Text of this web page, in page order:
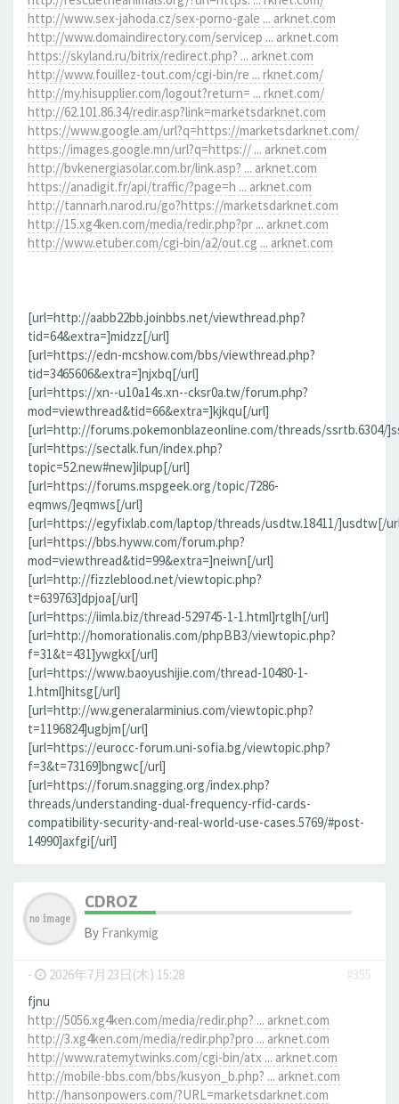
http://www.sex-jahoda.cz/sex-porno-gale ... arknet.com
http://www.domaindirectory.com/servicep ... arknet.com
https://skyland.ru/bitrix/redirect.php? ... arknet.com
http://www.fouillez-tout.com/cgi-bin/re ... rknet.com/
http://my.hisupplier.com/logout?return= ... rknet.com/
http://62.101.86.34/redir.asp?link=marketsdarknet.com
https://www.google.am/url?q=https://marketsdarknet.com/
https://images.google.mn/url?q=https:// ... arknet.com
http://bvkenergiasolar.com.br/link.asp? ... arknet.com
https://anadigit.fr/api/traffic/?page=h ... arknet.com
http://tannarh.narod.ru/go?https://marketsdarknet.com
http://15.xg4ken.com/media/redir.php?pr ... arknet.com
http://www.etuber.com/cgi-bin/a2/out.cg ... arknet.com
[url=http://aabb22bb.joinbbs.net/viewthread.php?
tid=64&extra=]midzz[/url]
[url=https://edn-mcshow.com/bbs/viewthread.php?
tid=3465606&extra=]njxbq[/url]
[url=https://xn--u10a14s.xn--cksr0a.tw/forum.php?
mod=viewthread&tid=66&extra=]kjkqu[/url]
[url=http://forums.pokemonblazeonline.com/threads/ssrtb.6304/
[url=https://sectalk.fun/index.php?
topic=52.new#new]ilpup[/url]
[url=https://forums.mspgeek.org/topic/7286-
eqmws/]eqmws[/url]
[url=https://egyfixlab.com/laptop/threads/usdtw.18411/]usdtw[/
[url=https://bbs.hyww.com/forum.php?
mod=viewthread&tid=99&extra=]neiwn[/url]
[url=http://fizzleblood.net/viewtopic.php?
t=639763]dpjoa[/url]
[url=https://iimla.biz/thread-529745-1-1.html]rtglh[/url]
[url=http://homorationalis.com/phpBB3/viewtopic.php?
f=31&t=431]ywgkx[/url]
[url=https://www.baoyushijie.com/thread-10480-1-
1.html]hitsg[/url]
[url=http://ww.generalarminius.com/viewtopic.php?
t=1196824]ugbjm[/url]
[url=https://eurocc-forum.uni-sofia.bg/viewtopic.php?
f=3&t=73169]bngwc[/url]
[url=https://forum.snagging.org/index.php?
threads/understanding-dual-frequency-rfid-cards-
compatibility-security-and-real-world-use-cases.5769/#post-
14990]axfgi[/url]
CDROZ
By Frankymig
- 2026年7月23日(木) 15:28
#355
fjnu
http://5056.xg4ken.com/media/redir.php? ... arknet.com
http://3.xg4ken.com/media/redir.php?pro ... arknet.com
http://www.ratemytwinks.com/cgi-bin/atx ... arknet.com
http://mobile-bbs.com/bbs/kusyon_b.php? ... arknet.com
http://hansonpowers.com/?URL=marketsdarknet.com